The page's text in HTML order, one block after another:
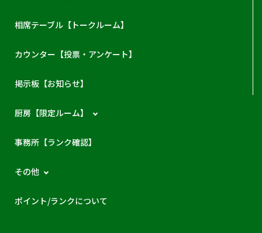
相席テーブル【トークルーム】
カウンター【投票・アンケート】
掲示板【お知らせ】
厨房【限定ルーム】
事務所【ランク確認】
その他
ポイント/ランクについて